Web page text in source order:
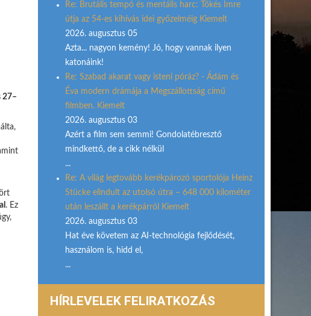
27–
. Ez
Re: Brutális tempó és mentális harc: Tőkés Imre
útja az 54-es kihívás idei győzelméig Kiemelt
2026. augusztus 05
Azta... nagyon kemény! Jó, hogy vannak ilyen
katonáink!
Re: Szabad akarat vagy isteni póráz? - Ádám és
Éva modern drámája a Megszállottság című
filmben. Kiemelt
2026. augusztus 03
Azért a film sem semmi! Gondolatébresztő
mindkettő, de a cikk nélkül
...
Re: A világ legtovább kerékpározó sportolója Heinz
Stücke elindult az utolsó útra – 648 000 kilométer
után leszállt a kerékpárról Kiemelt
2026. augusztus 03
Hat éve követem az AI-technológia fejlődését,
használom is, hidd el,
...
HÍRLEVELEK FELIRATKOZÁS